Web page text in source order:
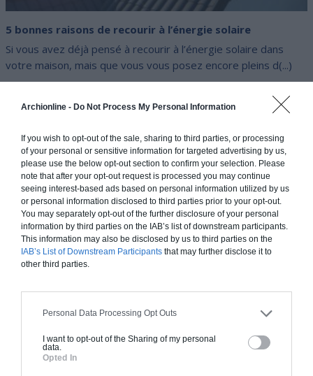
Archionline - Do Not Process My Personal Information
If you wish to opt-out of the sale, sharing to third parties, or processing
of your personal or sensitive information for targeted advertising by us,
please use the below opt-out section to confirm your selection. Please
note that after your opt-out request is processed you may continue
seeing interest-based ads based on personal information utilized by us
or personal information disclosed to third parties prior to your opt-out.
You may separately opt-out of the further disclosure of your personal
information by third parties on the IAB’s list of downstream participants.
This information may also be disclosed by us to third parties on the
IAB’s List of Downstream Participants that may further disclose it to
other third parties.
Personal Data Processing Opt Outs
I want to opt-out of the Sharing of my personal
data.
Opted In
5 bonnes raisons de recourir à l’énergie solaire
Si vous avez déjà pensé à recourir à l’énergie solaire dans
votre maison, mais que vous vous posez encore pleins d(...)
bâtiment neuf doit répondre à la réglementation thermique